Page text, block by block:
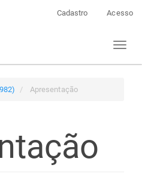
Cadastro Acesso
Toggle
Apresentação